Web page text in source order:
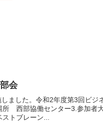
会
ました。令和2年度第3回ビジ
西部協働センター3.参加者
トブレーン...